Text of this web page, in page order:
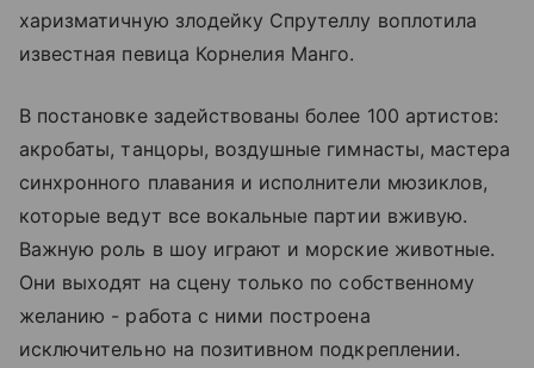
харизматичную злодейку Спрутеллу воплотила
известная певица Корнелия Манго.
В постановке задействованы более 100 артистов:
акробаты, танцоры, воздушные гимнасты, мастера
синхронного плавания и исполнители мюзиклов,
которые ведут все вокальные партии вживую.
Важную роль в шоу играют и морские животные.
Они выходят на сцену только по собственному
желанию - работа с ними построена
исключительно на позитивном подкреплении.